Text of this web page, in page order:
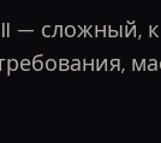
— сложный,